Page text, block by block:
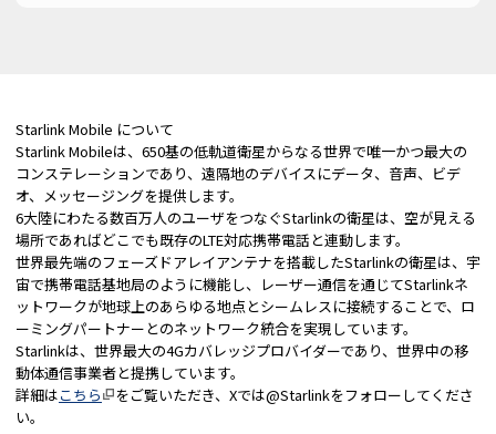
Starlink Mobile について
Starlink Mobileは、650基の低軌道衛星からなる世界で唯一かつ最大の
コンステレーションであり、遠隔地のデバイスにデータ、音声、ビデ
オ、メッセージングを提供します。
6大陸にわたる数百万人のユーザをつなぐStarlinkの衛星は、空が見える
場所であればどこでも既存のLTE対応携帯電話と連動します。
世界最先端のフェーズドアレイアンテナを搭載したStarlinkの衛星は、宇
宙で携帯電話基地局のように機能し、レーザー通信を通じてStarlinkネ
ットワークが地球上のあらゆる地点とシームレスに接続することで、ロ
ーミングパートナーとのネットワーク統合を実現しています。
Starlinkは、世界最大の4Gカバレッジプロバイダーであり、世界中の移
動体通信事業者と提携しています。
詳細はこちら
をご覧いただき、Xでは@Starlinkをフォローしてくださ
い。